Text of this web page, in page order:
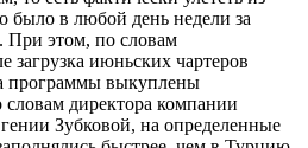
в любой день недели за
При этом, по словам
загрузка июньских чартеров
программы выкуплены
директора компании
Зубковой, на определенные